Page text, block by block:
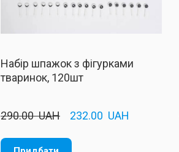
Набір шпажок з фігурками
тваринок, 120шт
290.00  UAH 232.00  UAH